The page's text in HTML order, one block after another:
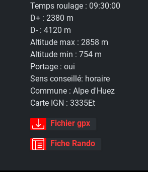
Temps roulage : 09:30:00
D+ : 2380 m
D- : 4120 m
Altitude max : 2858 m
Altitude min : 754 m
Portage : oui
Sens conseillé: horaire
Commune : Alpe d'Huez
Carte IGN : 3335Et
Fichier gpx
Fiche Rando